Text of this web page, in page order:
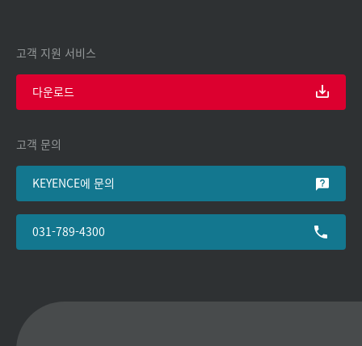
고객 지원 서비스
다운로드
고객 문의
KEYENCE에 문의
031-789-4300